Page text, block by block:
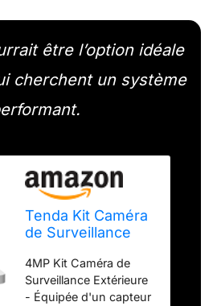
être l’option idéale
cherchent un système
Tenda Kit Caméra
de Surveillance
8X Caméra PoE +
1TB HDD + 4K
8CH NVR (qu'à 10
4MP Kit Caméra de
Surveillance Extérieure
- Équipée d'un capteur